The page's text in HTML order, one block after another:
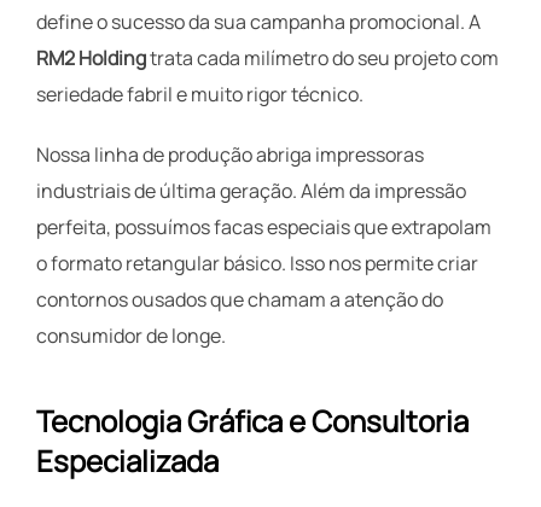
define o sucesso da sua campanha promocional. A
RM2 Holdingtrata cada milímetro do seu projeto com
seriedade fabril e muito rigor técnico.
Nossa linha de produção abriga impressoras
industriais de última geração. Além da impressão
perfeita, possuímos facas especiais que extrapolam
o formato retangular básico. Isso nos permite criar
contornos ousados que chamam a atenção do
consumidor de longe.
Tecnologia Gráfica e Consultoria
Especializada